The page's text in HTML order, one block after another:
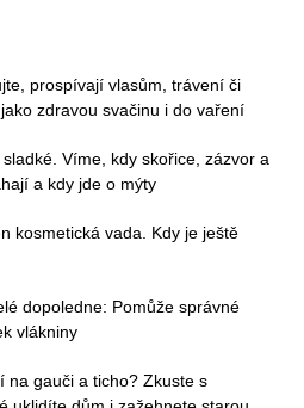
prospívají vlasům, trávení či
zdravou svačinu i do vaření
Víme, kdy skořice, zázvor a
a kdy jde o mýty
kosmetická vada. Kdy je ještě
dopoledne: Pomůže správné
vlákniny
na gauči a ticho? Zkuste s